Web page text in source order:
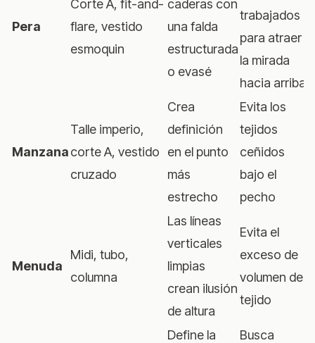
Pera
Corte A, fit-and-
flare, vestido
esmoquin
caderas con
una falda
estructurada
o evasé
trabajados
para atraer
la mirada
hacia arriba
Manzana
Talle imperio,
corte A, vestido
cruzado
Crea
definición
en el punto
más
estrecho
Evita los
tejidos
ceñidos
bajo el
pecho
Menuda
Midi, tubo,
columna
Las líneas
verticales
limpias
crean ilusión
de altura
Evita el
exceso de
volumen de
tejido
Define la
Busca